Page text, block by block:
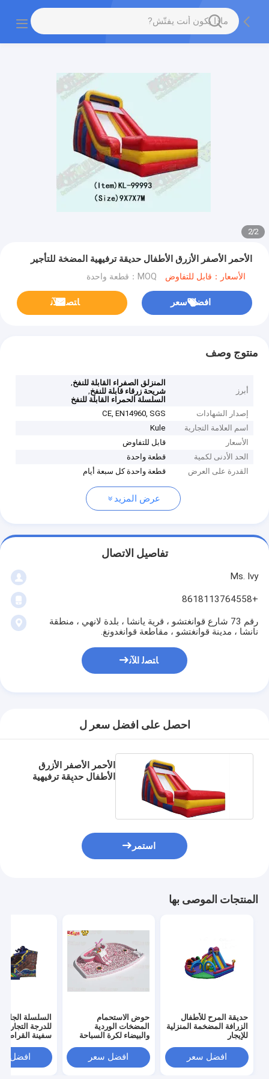
2
/
2
الأحمر الأصفر الأزرق الأطفال حديقة ترفيهية المضخة للتأجير
الأسعار：قابل للتفاوض MOQ：قطعة واحدة
افضل سعر ﺎﺘﺼﻟ ﺍﻶﻧ
منتوج وصف
أبرز
المنزلق الصفراء القابلة للنفخ,
شريحة زرقاء قابلة للنفخ,
السلسلة الحمراء القابلة للنفخ
إصدار الشهادات
CE, EN14960, SGS
اسم العلامة التجارية
Kule
الأسعار
قابل للتفاوض
الحد الأدنى لكمية
قطعة واحدة
القدرة على العرض
قطعة واحدة كل سبعة أيام
عرض المزيد
تفاصيل الاتصال
Ms. Ivy
+8618113764558
رقم 73 شارع قوانغتشو ، قرية يانشا ، بلدة لانهي ، منطقة
نانشا ، مدينة قوانغتشو ، مقاطعة قوانغدونغ.
ﺎﺘﺼﻟ ﺍﻶﻧ
احصل على افضل سعر ل
الأحمر الأصفر الأزرق
الأطفال حديقة ترفيهية
استمر
المنتجات الموصى بها
حديقة المرح للأطفال
الزرافة المضخمة المنزلية
للإيجار
افضل سعر
حوض الاستحمام
المضخات الوردية
والبيضاء لكرة السباحة
افضل سعر
السلسلة
للدرجة
سفينة القراصنة
افضل